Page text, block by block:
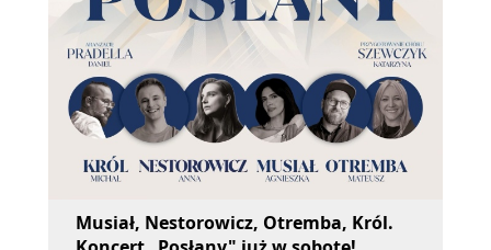
Musiał, Nestorowicz, Otremba, Król.